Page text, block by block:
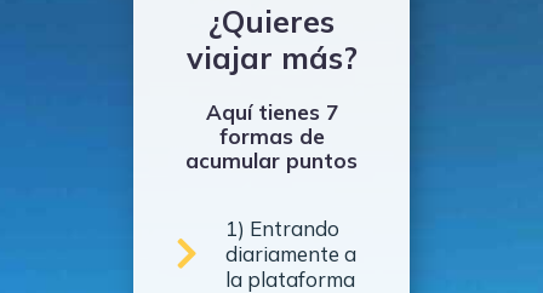
¿Quieres
viajar más?
Aquí tienes 7
formas de
acumular puntos
1) Entrando
diariamente a
la plataforma